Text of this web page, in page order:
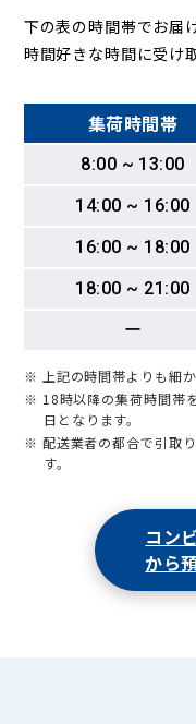
下の表の時間帯でお届
時間好きな時間に受け
集荷時間帯
8:00 ~ 13:00
14:00 ~ 16:00
16:00 ~ 18:00
18:00 ~ 21:00
ー
※ 上記の時間帯よりも細
※ 18時以降の集荷時間帯
日となります。
※ 配送業者の都合で引取
す。
コン
から